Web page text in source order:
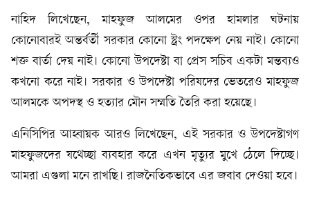
নাহিদ লিখেছেন, মাহফুজ আলমের ওপর হামলার ঘটনায়
কোনোবারই অন্তর্বর্তী সরকার কোনো স্ট্রং পদক্ষেপ নেয় নাই। কোনো
শক্ত বার্তা দেয় নাই। কোনো উপদেষ্টা বা প্রেস সচিব একটা মন্তব্যও
কখনো করে নাই। সরকার ও উপদেষ্টা পরিষদের ভেতরেও মাহফুজ
আলমকে অপদস্থ ও হত্যার মৌন সম্মতি তৈরি করা হয়েছে।
এনিসিপির আহ্বায়ক আরও লিখেছেন, এই সরকার ও উপদেষ্টাগণ
মাহফুজদের যথেচ্ছা ব্যবহার করে এখন মৃত্যুর মুখে ঠেলে দিচ্ছে।
আমরা এগুলা মনে রাখছি। রাজনৈতিকভাবে এর জবাব দেওয়া হবে।